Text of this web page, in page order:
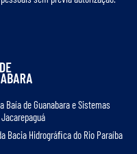
Baía de Guanabara e Sistemas
Bacia Hidrográﬁca do Rio Paraíba